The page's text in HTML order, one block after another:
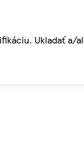
Ukladať